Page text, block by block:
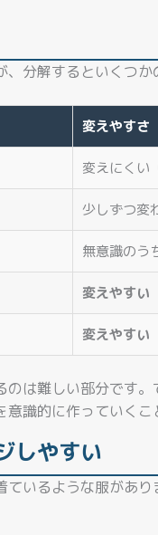
、分解するといくつか
変えやすさ
変えにくい
少しずつ変
無意識のう
変えやすい
変えやすい
のは難しい部分です。
識的に作っていくこ
しやすい
いるような服があ